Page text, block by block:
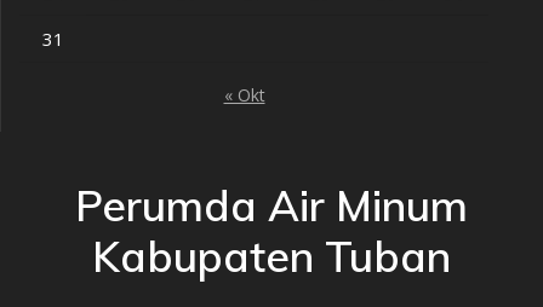
31
« Okt
Perumda Air Minum
Kabupaten Tuban